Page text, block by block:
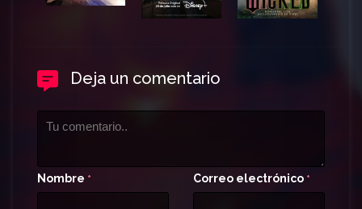
Deja un comentario
Nombre * Correo electrónico *